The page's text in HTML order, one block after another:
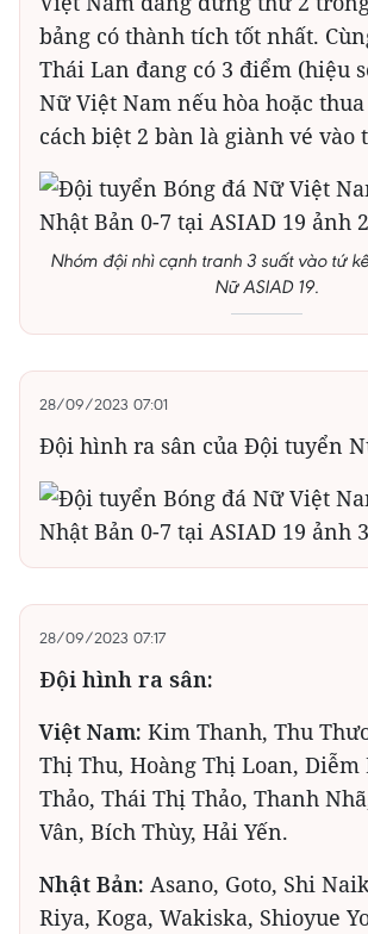
bảng có thành tích tốt nhất.
Thái Lan đang có 3 điểm (hiệu
Nữ Việt Nam nếu hòa hoặc
cách biệt 2 bàn là giành vé vào
Nhóm đội nhì cạnh tranh 3 suất vào tứ
Nữ ASIAD 19.
28/09/2023 07:01
Đội hình ra sân của Đội tuyển
28/09/2023 07:17
Đội hình ra sân:
Việt Nam: Kim Thanh, Thu
Thị Thu, Hoàng Thị Loan, Diễm
Thảo, Thái Thị Thảo, Thanh
Vân, Bích Thùy, Hải Yến.
Nhật Bản: Asano, Goto, Shi
Riya, Koga, Wakiska, Shioyue